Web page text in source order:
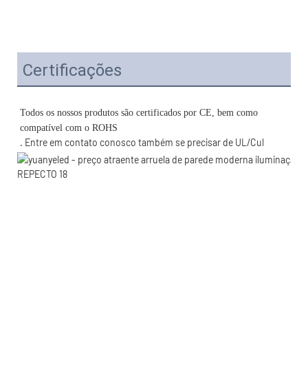
Certificações
Todos os nossos produtos são certificados por CE, bem como
. Entre em contato conosco também se precisar de UL/Cul